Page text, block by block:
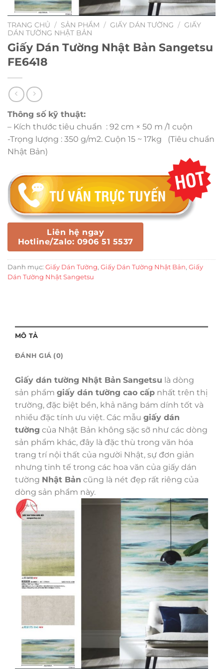
TRANG CHỦ / SẢN PHẨM / GIẤY DÁN TƯỜNG / GIẤY
DÁN TƯỜNG NHẬT BẢN
Giấy Dán Tường Nhật Bản Sangetsu
FE6418
Thông số kỹ thuật:
– Kích thước tiêu chuẩn : 92 cm × 50 m /1 cuộn
-Trọng lượng : 350 g/m2. Cuộn 15 ~ 17kg (Tiêu chuẩn
Nhật Bản)
Liên hệ ngay
Hotline/Zalo: 0906 51 5537
Danh mục: Giấy Dán Tường, Giấy Dán Tường Nhật Bản, Giấy
Dán Tường Nhật Sangetsu
MÔ TẢ
ĐÁNH GIÁ (0)
Giấy dán tường Nhật Bản Sangetsu là dòng
sản phẩm giấy dán tường cao cấp nhất trên thị
trường, đặc biệt bền, khả năng bám dính tốt và
nhiều đặc tính ưu việt. Các mẫu giấy dán
tường của Nhật Bản không sặc sỡ như các dòng
sản phẩm khác, đây là đặc thù trong văn hóa
trang trí nội thất của người Nhật, sự đơn giản
nhưng tinh tế trong các hoa văn của giấy dán
tường Nhật Bản cũng là nét đẹp rất riêng của
dòng sản phẩm này.